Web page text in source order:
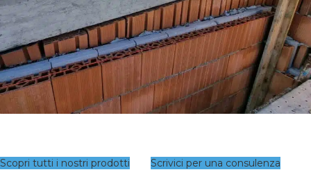
Scopri tutti i nostri prodotti Scrivici per una consulenza